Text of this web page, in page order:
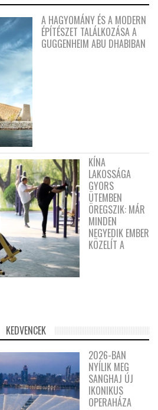
A HAGYOMÁNY ÉS A MODERN
ÉPÍTÉSZET TALÁLKOZÁSA A
GUGGENHEIM ABU DHABIBAN
KÍNA
LAKOSSÁGA
GYORS
ÜTEMBEN
ÖREGSZIK: MÁR
MINDEN
NEGYEDIK EMBER
KÖZELÍT A
KEDVENCEK
2026-BAN
NYÍLIK MEG
SANGHAJ ÚJ
IKONIKUS
OPERAHÁZA